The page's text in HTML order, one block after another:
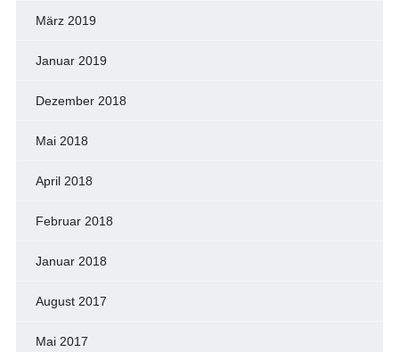
März 2019
Januar 2019
Dezember 2018
Mai 2018
April 2018
Februar 2018
Januar 2018
August 2017
Mai 2017